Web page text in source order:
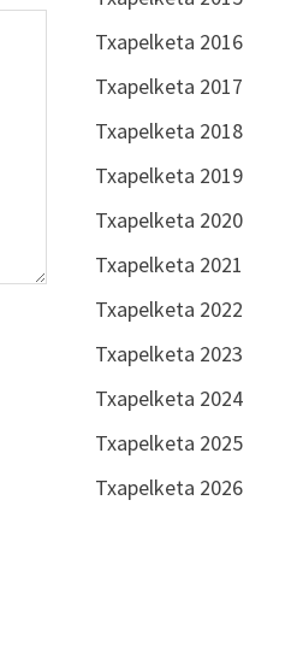
Txapelketa 2016
Txapelketa 2017
Txapelketa 2018
Txapelketa 2019
Txapelketa 2020
Txapelketa 2021
Txapelketa 2022
Txapelketa 2023
Txapelketa 2024
Txapelketa 2025
Txapelketa 2026